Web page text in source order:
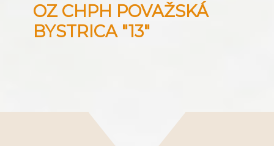
OZ CHPH POVAŽSKÁ
BYSTRICA "13"